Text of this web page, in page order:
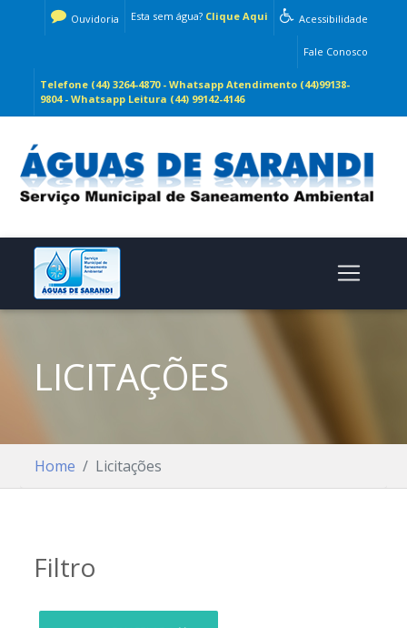
Acessibilidade
Esta sem água? Clique Aqui
Ouvidoria
Fale Conosco
Telefone (44) 3264-4870 - Whatsapp Atendimento (44)99138-
9804 - Whatsapp Leitura (44) 99142-4146
LICITAÇÕES
Home Licitações
Filtro